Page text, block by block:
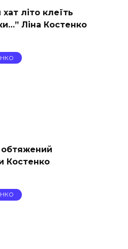
літо клеїть
Ліна Костенко
обтяжений
Костенко